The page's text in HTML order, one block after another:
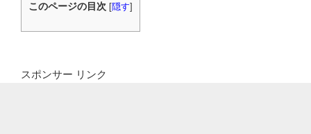
このページの目次 [隠す]
スポンサー リンク